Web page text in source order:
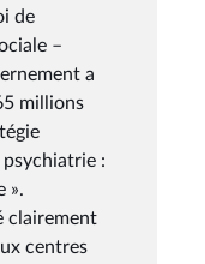
de
–
a
millions
:
».
clairement
centres